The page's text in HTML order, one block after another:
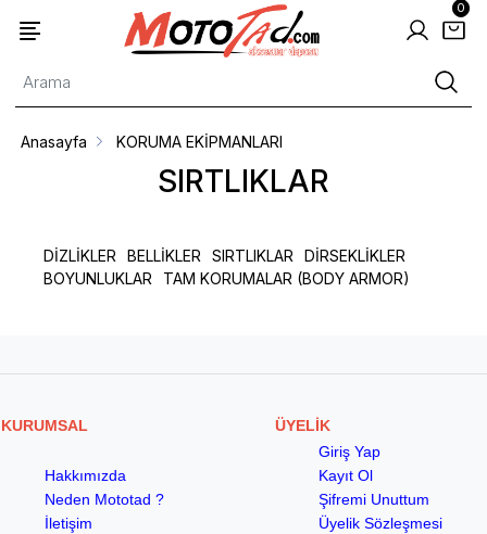
0
SIRTLIKLAR
Anasayfa KORUMA EKİPMANLARI
DİZLİKLER BELLİKLER SIRTLIKLAR DİRSEKLİKLER
BOYUNLUKLAR
TAM KORUMALAR (BODY ARMOR)
KURUMSAL ÜYELİK
Hakkımızda
Neden Mototad ?
İletişim
Giriş Yap
Kayıt Ol
Şifremi Unuttum
Üyelik Sözleşmesi